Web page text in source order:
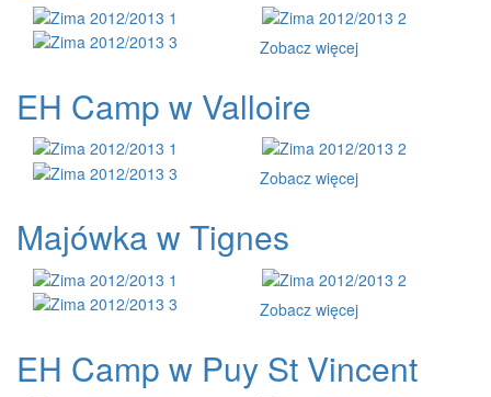
Zobacz więcej
EH Camp w Valloire
Zobacz więcej
Majówka w Tignes
Zobacz więcej
EH Camp w Puy St Vincent